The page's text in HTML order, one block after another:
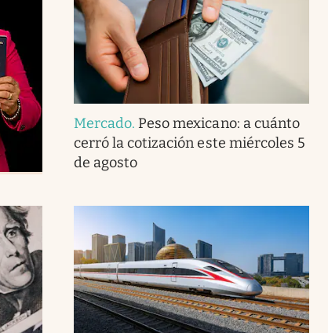
Mercado. Peso mexicano: a cuánto
cerró la cotización este miércoles 5
de agosto